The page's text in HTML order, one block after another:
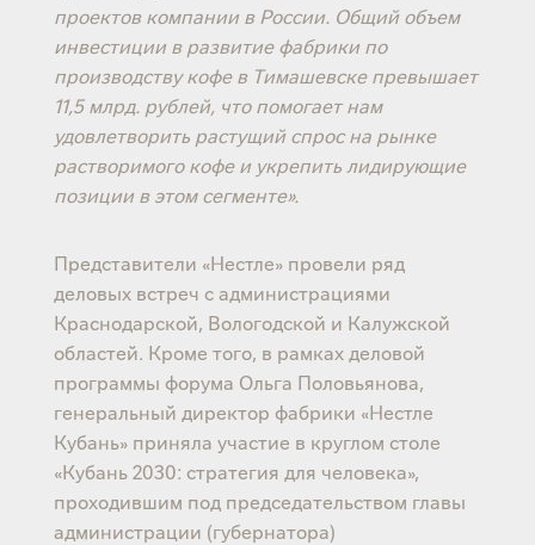
проектов компании в России. Общий объем
инвестиции в развитие фабрики по
производству кофе в Тимашевске превышает
11,5 млрд. рублей, что помогает нам
удовлетворить растущий спрос на рынке
растворимого кофе и укрепить лидирующие
позиции в этом сегменте».
Представители «Нестле» провели ряд
деловых встреч с администрациями
Краснодарской, Вологодской и Калужской
областей. Кроме того, в рамках деловой
программы форума Ольга Половьянова,
генеральный директор фабрики «Нестле
Кубань» приняла участие в круглом столе
«Кубань 2030: стратегия для человека»,
проходившим под председательством главы
администрации (губернатора)